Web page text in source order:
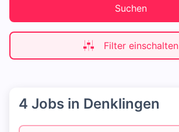
Suchen
Filter einschalten
4 Jobs in Denklingen